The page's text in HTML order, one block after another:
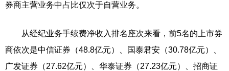
券商主营业务中占比仅次于自营业务。
从经纪业务手续费净收入排名座次来看，前5名的上市券
商依次是中信证券（48.8亿元）、国泰君安（30.78亿元）、
广发证券（27.62亿元）、华泰证券（27.23亿元）、招商证